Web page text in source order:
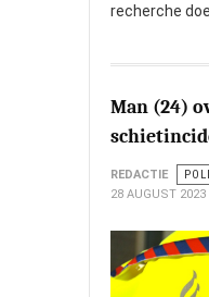
recherche
Man (24)
REDACTIE
28 AUGUST 2023